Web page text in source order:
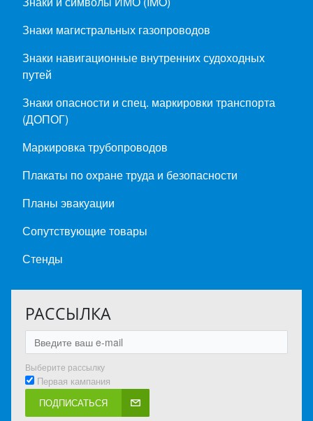
Знаки магистральных газопроводов
Знаки навигационные внутренних судоходных
путей
Знаки опасности и спец. маркировки транспорта
(ДОПОГ)
Маркировка трубопроводов
Плакаты по охране труда и безопасности
Планы эвакуации
Сопутствующие товары
Стенды
РАССЫЛКА
Выберите рассылку
Первая кампания
ПОДПИСАТЬСЯ